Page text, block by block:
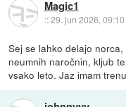
Magic1
::29. jun 2026, 09:10
Sej se lahko delajo
neumnih naročnin, kljub
vsako leto. Jaz imam